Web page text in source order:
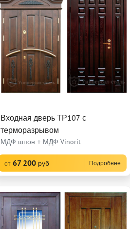
Входная дверь ТР107 с
терморазрывом
МДФ шпон + МДФ Vinorit
от 67 200 руб Подробнее